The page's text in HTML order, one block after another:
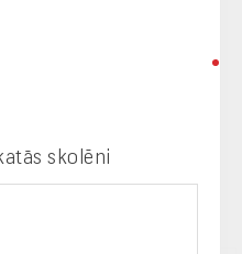
skolēni
jaunumus savā